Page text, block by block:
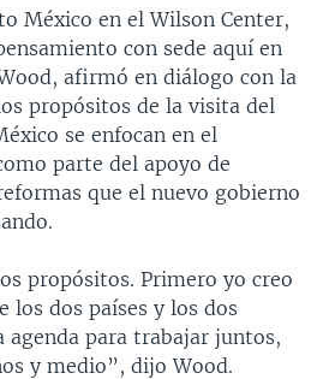
México en el Wilson Center,
con sede aquí en
afirmó en diálogo con la
propósitos de la visita del
se enfocan en el
parte del apoyo de
que el nuevo gobierno
propósitos. Primero yo creo
los dos países y los dos
agenda para trabajar juntos,
y medio”, dijo Wood.